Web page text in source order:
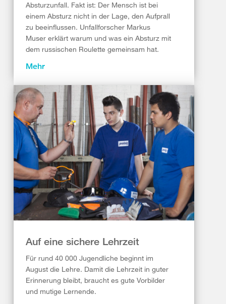
Absturzunfall. Fakt ist: Der Mensch ist bei
einem Absturz nicht in der Lage, den Aufprall
zu beeinflussen. Unfallforscher Markus
Muser erklärt warum und was ein Absturz mit
dem russischen Roulette gemeinsam hat.
Mehr
Auf eine sichere Lehrzeit
Für rund 40 000 Jugendliche beginnt im
August die Lehre. Damit die Lehrzeit in guter
Erinnerung bleibt, braucht es gute Vorbilder
und mutige Lernende.